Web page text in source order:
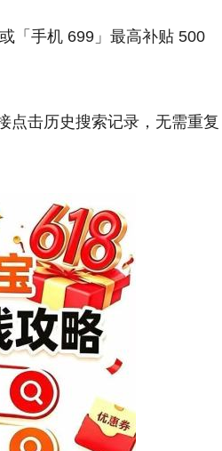
「手机 699」最高补贴 500
点击历史搜索记录，无需重复